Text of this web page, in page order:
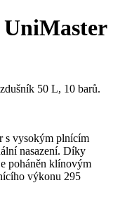
50 L, 10 barů.
s vysokým plnícím
nasazení. Díky
poháněn klínovým
výkonu 295